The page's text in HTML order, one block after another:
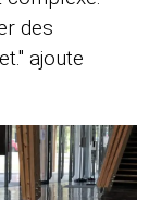
des
ajoute